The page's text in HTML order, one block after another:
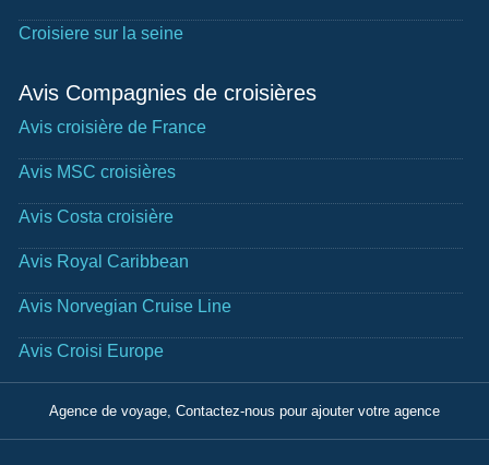
Croisiere sur la seine
Avis Compagnies de croisières
Avis croisière de France
Avis MSC croisières
Avis Costa croisière
Avis Royal Caribbean
Avis Norvegian Cruise Line
Avis Croisi Europe
Agence de voyage, Contactez-nous pour ajouter votre agence